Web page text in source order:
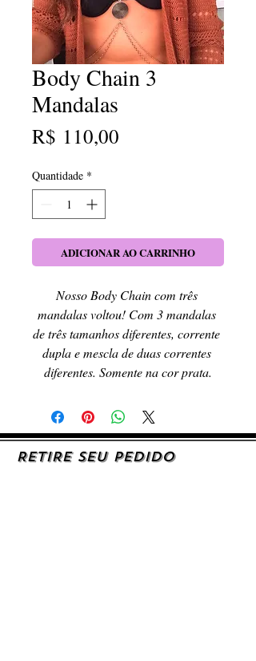
Body Chain 3
Mandalas
R$ 110,00
Quantidade *
ADICIONAR AO CARRINHO
Nosso Body Chain com três
mandalas voltou! Com 3 mandalas
de três tamanhos diferentes, corrente
dupla e mescla de duas correntes
diferentes. Somente na cor prata.
RETIRE SEU PEDIDO